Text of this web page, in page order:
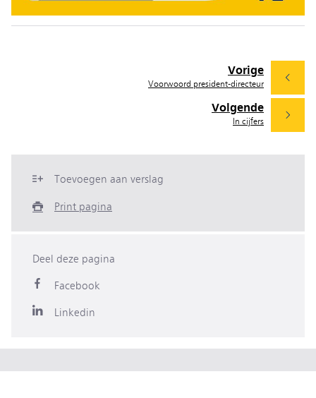
Volgende
In cijfers
Vorige
Voorwoord president-directeur
Toevoegen aan verslag
Print pagina
Deel deze pagina
Facebook
Linkedin